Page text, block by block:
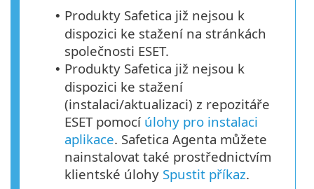
• Produkty Safetica již nejsou k
dispozici ke stažení na stránkách
společnosti ESET.
• Produkty Safetica již nejsou k
dispozici ke stažení
(instalaci/aktualizaci) z repozitáře
ESET pomocí úlohy pro instalaci
aplikace. Safetica Agenta můžete
nainstalovat také prostřednictvím
klientské úlohy Spustit příkaz.